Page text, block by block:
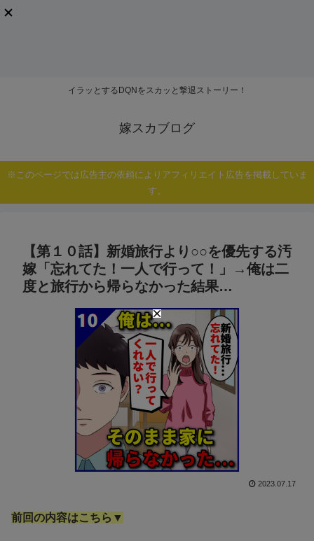
イラッとするDQNをスカッと撃退ストーリー！
嫁スカブログ
※このページでは広告主の依頼によりアフィリエイト広告を掲載していま
す。
【第１０話】新婚旅行より○○を優先する汚
嫁「忘れてた！一人で行って！」→俺は二
度と旅行から帰らなかった結果…
2023.07.17
前回の内容はこちら▼